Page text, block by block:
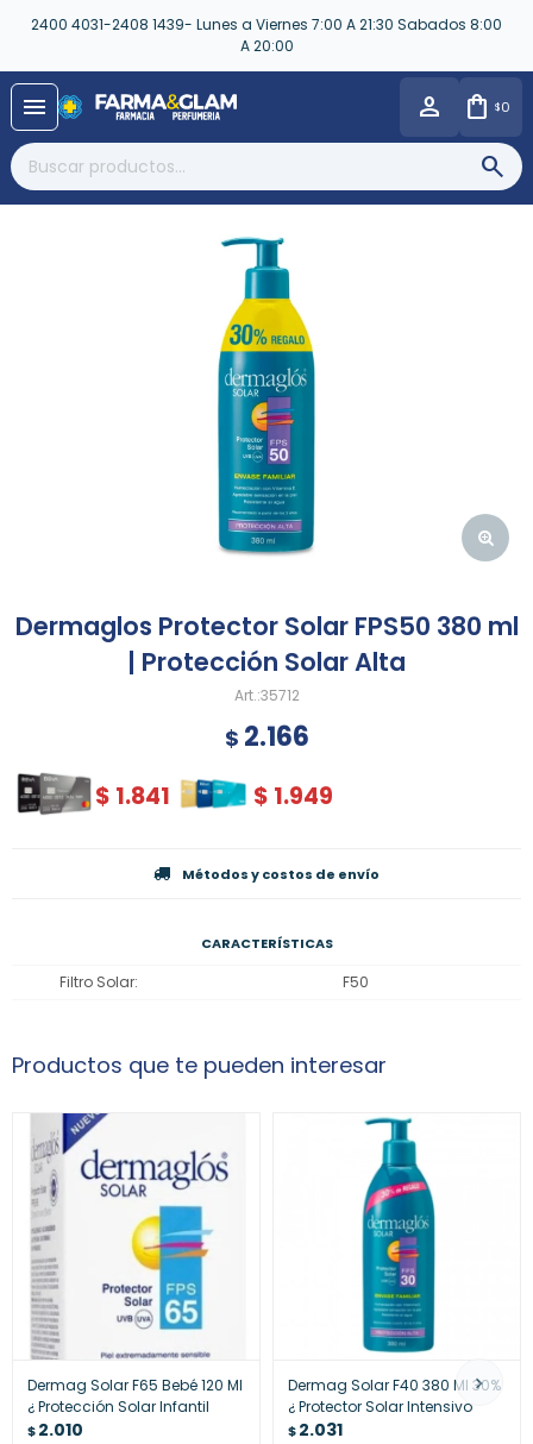
2400 4031-2408 1439- Lunes a Viernes 7:00 A 21:30 Sabados 8:00
A 20:00
menu $0
Dermaglos Protector Solar FPS50 380 ml
| Protección Solar Alta
35712
$ 2.166
$ 1.841 $ 1.949
Métodos y costos de envío
CARACTERÍSTICAS
Filtro Solar F50
Productos que te pueden interesar
Dermag Solar F65 Bebé 120 Ml
¿ Protección Solar Infantil
$2.010
Dermag Solar F40 380 Ml 30%
¿ Protector Solar Intensivo
$2.031